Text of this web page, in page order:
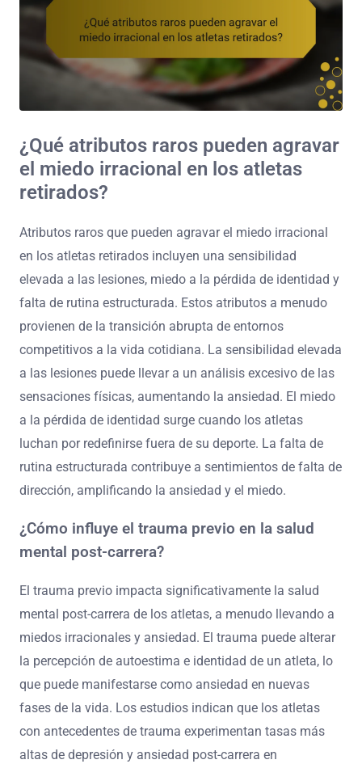
¿Qué atributos raros pueden agravar
el miedo irracional en los atletas
retirados?
Atributos raros que pueden agravar el miedo irracional
en los atletas retirados incluyen una sensibilidad
elevada a las lesiones, miedo a la pérdida de identidad y
falta de rutina estructurada. Estos atributos a menudo
provienen de la transición abrupta de entornos
competitivos a la vida cotidiana. La sensibilidad elevada
a las lesiones puede llevar a un análisis excesivo de las
sensaciones físicas, aumentando la ansiedad. El miedo
a la pérdida de identidad surge cuando los atletas
luchan por redefinirse fuera de su deporte. La falta de
rutina estructurada contribuye a sentimientos de falta de
dirección, amplificando la ansiedad y el miedo.
¿Cómo influye el trauma previo en la salud
mental post-carrera?
El trauma previo impacta significativamente la salud
mental post-carrera de los atletas, a menudo llevando a
miedos irracionales y ansiedad. El trauma puede alterar
la percepción de autoestima e identidad de un atleta, lo
que puede manifestarse como ansiedad en nuevas
fases de la vida. Los estudios indican que los atletas
con antecedentes de trauma experimentan tasas más
altas de depresión y ansiedad post-carrera en